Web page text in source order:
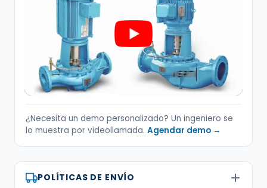
¿Necesita un demo personalizado? Un ingeniero se
lo muestra por videollamada. Agendar demo →
POLÍTICAS DE ENVÍO